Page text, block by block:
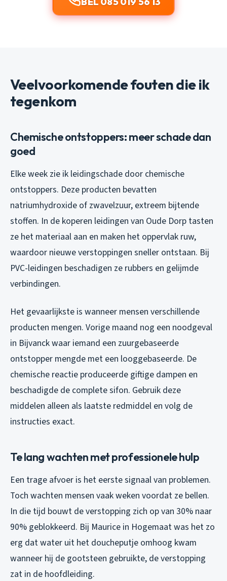
Veelvoorkomende fouten die ik
tegenkom
Chemische ontstoppers: meer schade dan
goed
Elke week zie ik leidingschade door chemische
ontstoppers. Deze producten bevatten
natriumhydroxide of zwavelzuur, extreem bijtende
stoffen. In de koperen leidingen van Oude Dorp tasten
ze het materiaal aan en maken het oppervlak ruw,
waardoor nieuwe verstoppingen sneller ontstaan. Bij
PVC-leidingen beschadigen ze rubbers en gelijmde
verbindingen.
Het gevaarlijkste is wanneer mensen verschillende
producten mengen. Vorige maand nog een noodgeval
in Bijvanck waar iemand een zuurgebaseerde
ontstopper mengde met een looggebaseerde. De
chemische reactie produceerde giftige dampen en
beschadigde de complete sifon. Gebruik deze
middelen alleen als laatste redmiddel en volg de
instructies exact.
Te lang wachten met professionele hulp
Een trage afvoer is het eerste signaal van problemen.
Toch wachten mensen vaak weken voordat ze bellen.
In die tijd bouwt de verstopping zich op van 30% naar
90% geblokkeerd. Bij Maurice in Hogemaat was het zo
erg dat water uit het doucheputje omhoog kwam
wanneer hij de gootsteen gebruikte, de verstopping
zat in de hoofdleiding.